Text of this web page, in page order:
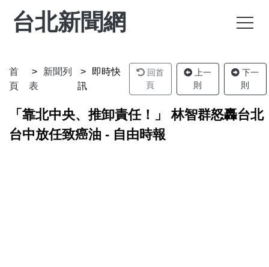
台北新聞網
首
頁
新聞列
表
即時快
訊
回首
頁
上一
則
下一
則
「靠北中央、推卸責任！」 林智群怒轟台北
台中放任致癌油 - 自由時報